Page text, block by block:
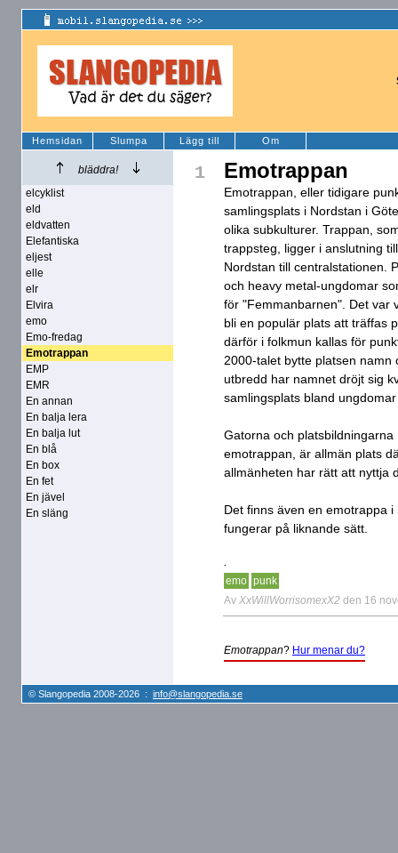
Hemsidan Slumpa Lägg till Om
bläddra!
elcyklist
eld
eldvatten
Elefantiska
eljest
elle
elr
Elvira
emo
Emo-fredag
Emotrappan
EMP
EMR
En annan
En balja lera
En balja lut
En blå
En box
En fet
En jävel
En släng
1 Emotrappan
Emotrappan, eller tidigare
samlingsplats i Nordstan i
olika subkulturer. Trappan,
trappsteg, ligger i anslutning
Nordstan till centralstationen.
och heavy metal-ungdomar
för "Femmanbarnen". Det var
bli en populär plats att träffas
därför i folkmun kallas för
2000-talet bytte platsen
utbredd har namnet dröjt sig
samlingsplats bland
Gatorna och
emotrappan, är allmän plats
allmänheten har rätt att nyttja
Det finns även en emotrappa
fungerar på liknande sätt.
emo punk
Av XxWillWorrisomexX2 den 16
Emotrappan? Hur menar du?
© Slangopedia 2008-2026 : info@slangopedia.se